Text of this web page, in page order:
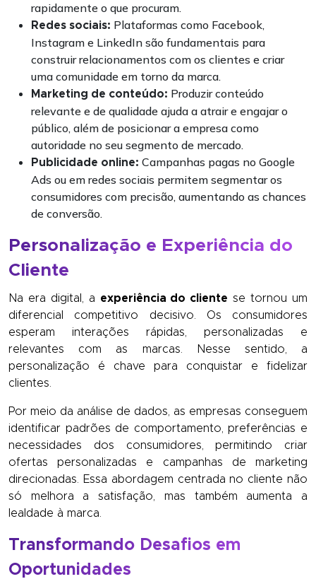
rapidamente o que procuram.
Redes sociais: Plataformas como Facebook,
Instagram e LinkedIn são fundamentais para
construir relacionamentos com os clientes e criar
uma comunidade em torno da marca.
Marketing de conteúdo: Produzir conteúdo
relevante e de qualidade ajuda a atrair e engajar o
público, além de posicionar a empresa como
autoridade no seu segmento de mercado.
Publicidade online: Campanhas pagas no Google
Ads ou em redes sociais permitem segmentar os
consumidores com precisão, aumentando as chances
de conversão.
Personalização e Experiência do
Cliente
Na era digital, a experiência do cliente se tornou um
diferencial competitivo decisivo. Os consumidores
esperam interações rápidas, personalizadas e
relevantes com as marcas. Nesse sentido, a
personalização é chave para conquistar e fidelizar
clientes.
Por meio da análise de dados, as empresas conseguem
identificar padrões de comportamento, preferências e
necessidades dos consumidores, permitindo criar
ofertas personalizadas e campanhas de marketing
direcionadas. Essa abordagem centrada no cliente não
só melhora a satisfação, mas também aumenta a
lealdade à marca.
Transformando Desafios em
Oportunidades